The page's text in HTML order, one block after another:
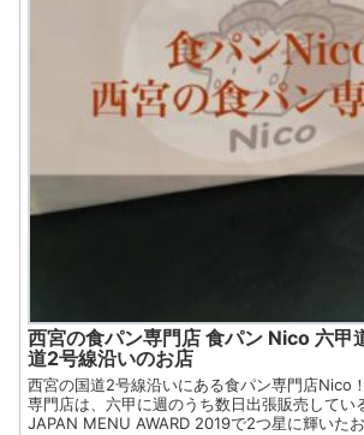
西宮の食パン専門店 食パン Nico 六甲
道2号線沿いのお店
西宮の国道2号線沿いにある食パン専門店Nico
専門店は、六甲に週のうち数日出張販売してい
JAPAN MENU AWARD 2019で2つ星に輝いたお